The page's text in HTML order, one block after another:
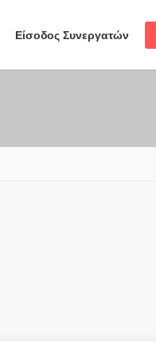
Είσοδος Συνεργατών